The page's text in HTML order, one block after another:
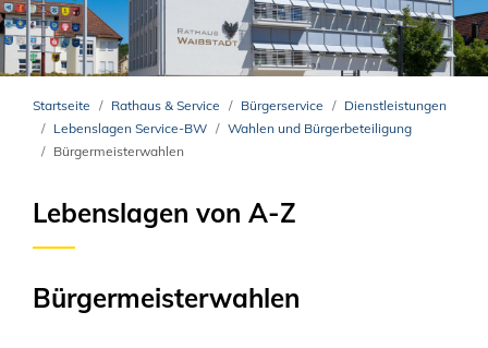
Startseite Rathaus & Service Bürgerservice
Dienstleistungen
Lebenslagen Service-BW
Wahlen und Bürgerbeteiligung
Bürgermeisterwahlen
Lebenslagen von A-Z
Bürgermeisterwahlen